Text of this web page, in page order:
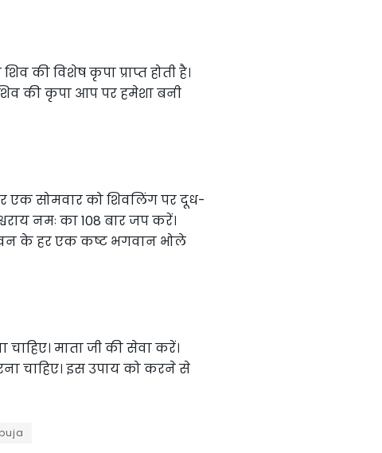
की विशेष कृपा प्राप्त होती है।
की कृपा आप पर हमेशा बनी
एक सोमवार को शिवलिंग पर दूध-
नमः का 108 बार जप करें।
के हर एक कष्ट भगवान भोले
माता जी की सेवा करें।
चाहिए। इस उपाय को करने से